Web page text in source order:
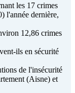
les 17 crimes
l'année dernière,
12,86 crimes
ils en sécurité
de l'insécurité
(Aisne) et